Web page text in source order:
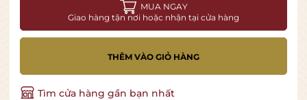
MUA NGAY
Giao hàng tận nơi hoặc nhận tại cửa hàng
THÊM VÀO GIỎ HÀNG
Tìm cửa hàng gần bạn nhất